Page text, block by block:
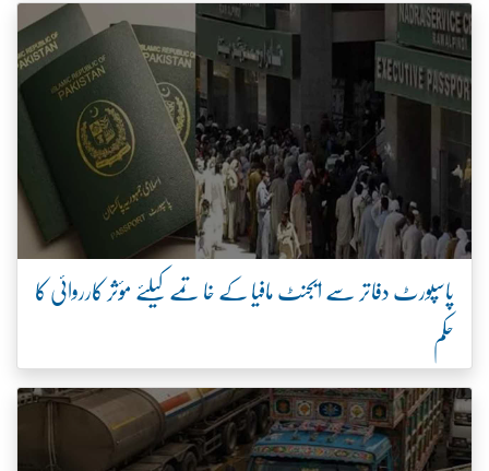
پاسپورٹ دفاتر سے ایجنٹ مافیا کے خاتمے کیلئے مؤثر کارروائی کا
حکم